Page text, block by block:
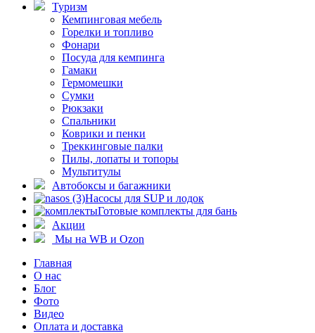
Туризм
Кемпинговая мебель
Горелки и топливо
Фонари
Посуда для кемпинга
Гамаки
Гермомешки
Сумки
Рюкзаки
Спальники
Коврики и пенки
Треккинговые палки
Пилы, лопаты и топоры
Мультитулы
Автобоксы и багажники
Насосы для SUP и лодок
Готовые комплекты для бань
Акции
Мы на WB и Ozon
Главная
О нас
Блог
Фото
Видео
Оплата и доставка